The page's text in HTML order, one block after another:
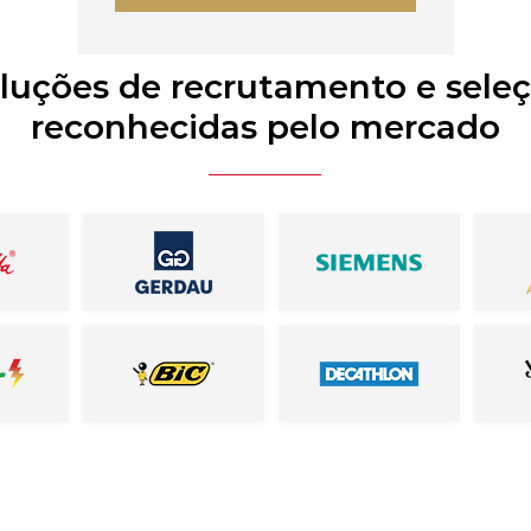
de recrutamento e
reconhecidas pelo mercado